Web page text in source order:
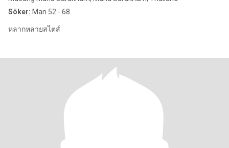
Söker: Man 52 - 68
หลากหลายสไตส์